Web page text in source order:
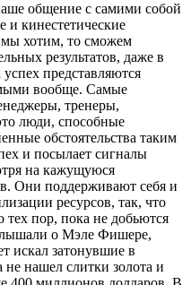
общение с самими собой
и кинестетические
мы хотим, то сможем
результатов, даже в
представляются
вообще. Самые
тренеры,
люди, способные
обстоятельства таким
и посылает сигналы
на кажущуюся
Они поддерживают себя и
ресурсов, так, что
тех пор, пока не добьются
о Мэле Фишере,
искал затонувшие в
нашел слитки золота и